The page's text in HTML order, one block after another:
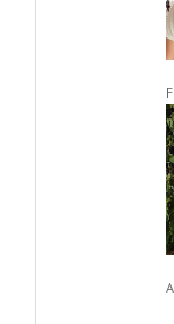
Agosto Lilás
combate à
contra a mulher